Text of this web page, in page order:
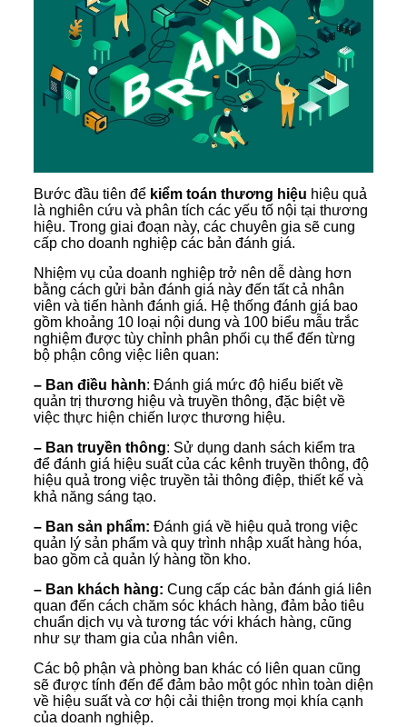
Bước đầu tiên để kiểm toán thương hiệu hiệu quả
là nghiên cứu và phân tích các yếu tố nội tại thương
hiệu. Trong giai đoạn này, các chuyên gia sẽ cung
cấp cho doanh nghiệp các bản đánh giá.
Nhiệm vụ của doanh nghiệp trở nên dễ dàng hơn
bằng cách gửi bản đánh giá này đến tất cả nhân
viên và tiến hành đánh giá. Hệ thống đánh giá bao
gồm khoảng 10 loại nội dung và 100 biểu mẫu trắc
nghiệm được tùy chỉnh phân phối cụ thể đến từng
bộ phận công việc liên quan:
– Ban điều hành: Đánh giá mức độ hiểu biết về
quản trị thương hiệu và truyền thông, đặc biệt về
việc thực hiện chiến lược thương hiệu.
– Ban truyền thông: Sử dụng danh sách kiểm tra
để đánh giá hiệu suất của các kênh truyền thông, độ
hiệu quả trong việc truyền tải thông điệp, thiết kế và
khả năng sáng tạo.
– Ban sản phẩm: Đánh giá về hiệu quả trong việc
quản lý sản phẩm và quy trình nhập xuất hàng hóa,
bao gồm cả quản lý hàng tồn kho.
– Ban khách hàng: Cung cấp các bản đánh giá liên
quan đến cách chăm sóc khách hàng, đảm bảo tiêu
chuẩn dịch vụ và tương tác với khách hàng, cũng
như sự tham gia của nhân viên.
Các bộ phận và phòng ban khác có liên quan cũng
sẽ được tính đến để đảm bảo một góc nhìn toàn diện
về hiệu suất và cơ hội cải thiện trong mọi khía cạnh
của doanh nghiệp.